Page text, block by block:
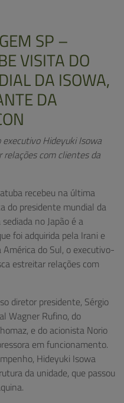
SP –
VISITA DO
DA ISOWA,
DA
Hideyuki Isowa
com clientes da
recebeu na última
do presidente mundial da
no Japão é a
foi adquirida pela Irani e
do Sul, o executivo-
estreitar relações com
diretor presidente, Sérgio
Wagner Rufino, do
e do acionista Norio
em funcionamento.
Hideyuki Isowa
da unidade, que passou